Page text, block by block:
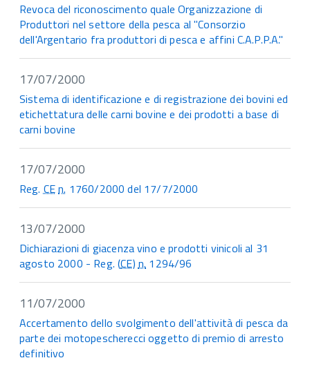
Revoca del riconoscimento quale Organizzazione di
Produttori nel settore della pesca al "Consorzio
dell'Argentario fra produttori di pesca e affini C.A.P.P.A."
17/07/2000
Sistema di identificazione e di registrazione dei bovini ed
etichettatura delle carni bovine e dei prodotti a base di
carni bovine
17/07/2000
Reg.CEn. 1760/2000 del 17/7/2000
13/07/2000
Dichiarazioni di giacenza vino e prodotti vinicoli al 31
agosto 2000 - Reg. (CE)n. 1294/96
11/07/2000
Accertamento dello svolgimento dell'attività di pesca da
parte dei motopescherecci oggetto di premio di arresto
definitivo